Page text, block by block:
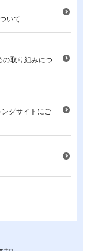
いて
の取り組みにつ
グサイトにご